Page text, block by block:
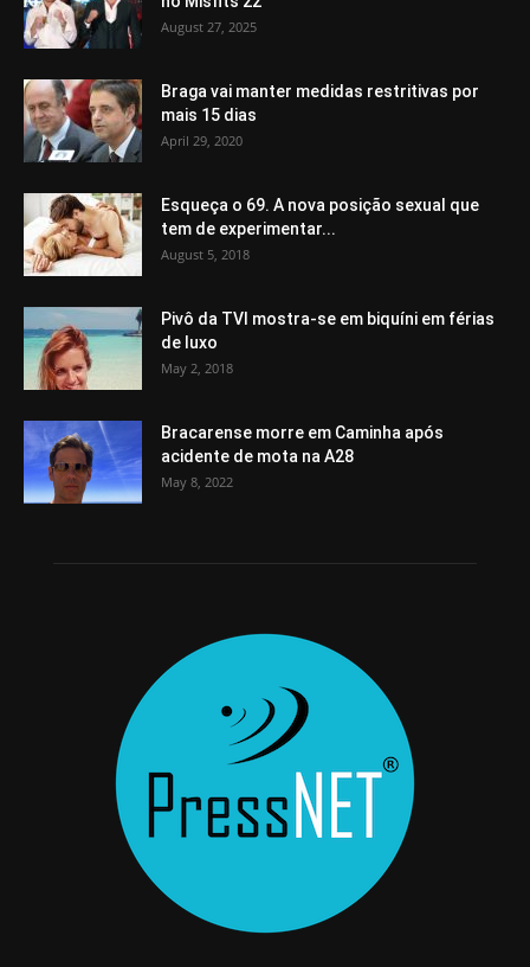
August 27, 2025
Braga vai manter medidas restritivas por
mais 15 dias
April 29, 2020
Esqueça o 69. A nova posição sexual que
tem de experimentar...
August 5, 2018
Pivô da TVI mostra-se em biquíni em férias
de luxo
May 2, 2018
Bracarense morre em Caminha após
acidente de mota na A28
May 8, 2022